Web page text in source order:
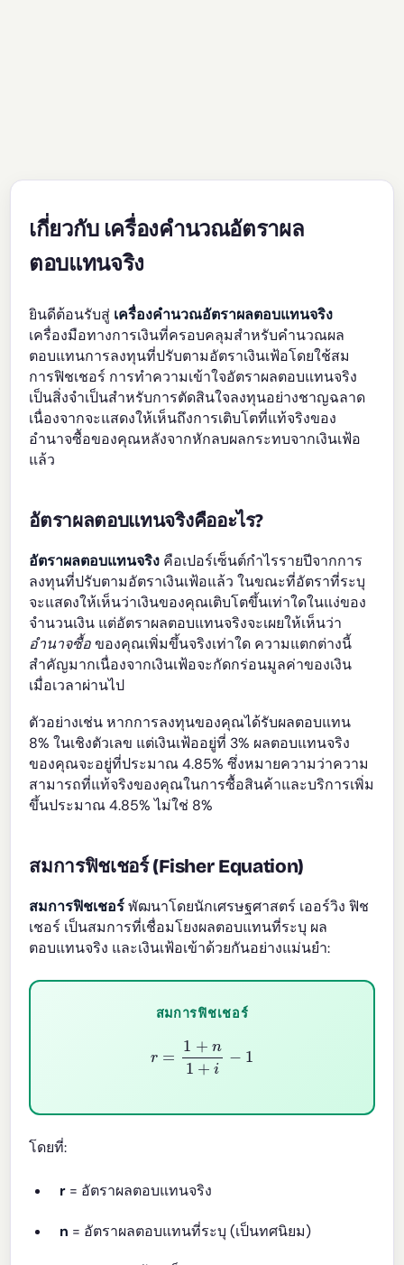
เกี่ยวกับ เครื่องคำนวณอัตราผล
ตอบแทนจริง
ยินดีต้อนรับสู่ เครื่องคำนวณอัตราผลตอบแทนจริง
เครื่องมือทางการเงินที่ครอบคลุมสำหรับคำนวณผล
ตอบแทนการลงทุนที่ปรับตามอัตราเงินเฟ้อโดยใช้สม
การฟิชเชอร์ การทำความเข้าใจอัตราผลตอบแทนจริง
เป็นสิ่งจำเป็นสำหรับการตัดสินใจลงทุนอย่างชาญฉลาด
เนื่องจากจะแสดงให้เห็นถึงการเติบโตที่แท้จริงของ
อำนาจซื้อของคุณหลังจากหักลบผลกระทบจากเงินเฟ้อ
แล้ว
อัตราผลตอบแทนจริงคืออะไร?
อัตราผลตอบแทนจริง คือเปอร์เซ็นต์กำไรรายปีจากการ
ลงทุนที่ปรับตามอัตราเงินเฟ้อแล้ว ในขณะที่อัตราที่ระบุ
จะแสดงให้เห็นว่าเงินของคุณเติบโตขึ้นเท่าใดในแง่ของ
จำนวนเงิน แต่อัตราผลตอบแทนจริงจะเผยให้เห็นว่า
อำนาจซื้อของคุณเพิ่มขึ้นจริงเท่าใด ความแตกต่างนี้
สำคัญมากเนื่องจากเงินเฟ้อจะกัดกร่อนมูลค่าของเงิน
เมื่อเวลาผ่านไป
ตัวอย่างเช่น หากการลงทุนของคุณได้รับผลตอบแทน
8% ในเชิงตัวเลข แต่เงินเฟ้ออยู่ที่ 3% ผลตอบแทนจริง
ของคุณจะอยู่ที่ประมาณ 4.85% ซึ่งหมายความว่าความ
สามารถที่แท้จริงของคุณในการซื้อสินค้าและบริการเพิ่ม
ขึ้นประมาณ 4.85% ไม่ใช่ 8%
สมการฟิชเชอร์ (Fisher Equation)
สมการฟิชเชอร์พัฒนาโดยนักเศรษฐศาสตร์ เออร์วิง ฟิช
เชอร์ เป็นสมการที่เชื่อมโยงผลตอบแทนที่ระบุ ผล
ตอบแทนจริง และเงินเฟ้อเข้าด้วยกันอย่างแม่นยำ:
สมการฟิชเชอร์
1+ n1 +i
โดยที่:
r = อัตราผลตอบแทนจริง
n = อัตราผลตอบแทนที่ระบุ (เป็นทศนิยม)